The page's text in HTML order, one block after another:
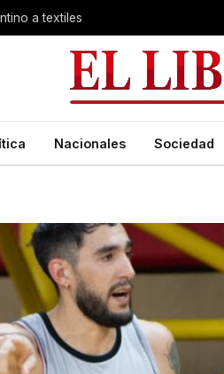
a textiles
Nacionales Sociedad